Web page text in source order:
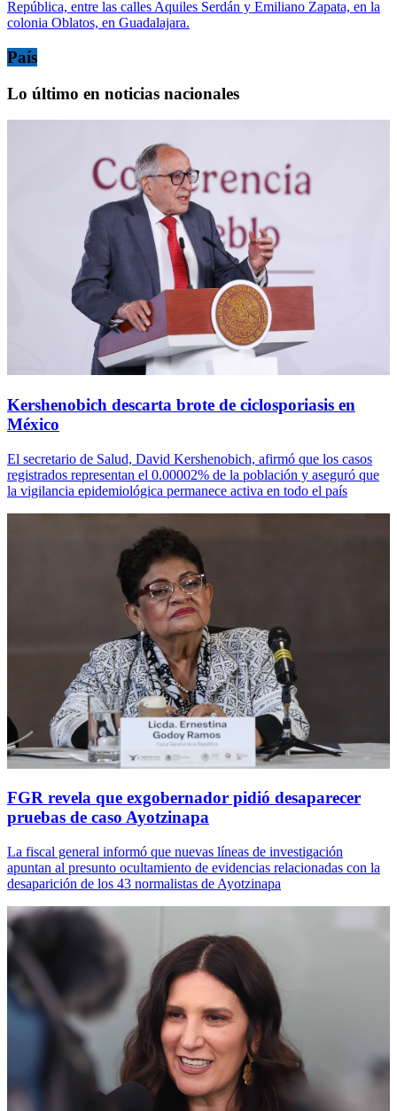
República, entre las calles Aquiles Serdán y Emiliano Zapata, en la
colonia Oblatos, en Guadalajara.
País
Lo último en noticias nacionales
Kershenobich descarta brote de ciclosporiasis en
México
El secretario de Salud, David Kershenobich, afirmó que los casos
registrados representan el 0.00002% de la población y aseguró que
la vigilancia epidemiológica permanece activa en todo el país
FGR revela que exgobernador pidió desaparecer
pruebas de caso Ayotzinapa
La fiscal general informó que nuevas líneas de investigación
apuntan al presunto ocultamiento de evidencias relacionadas con la
desaparición de los 43 normalistas de Ayotzinapa